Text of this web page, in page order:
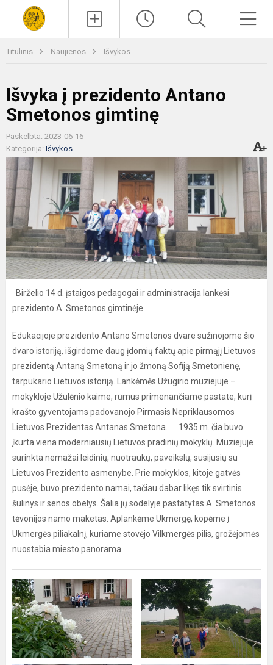
Titulinis Naujienos Išvykos
Išvyka į prezidento Antano
Smetonos gimtinę
Paskelbta: 2023-06-16
Kategorija: Išvykos
Birželio 14 d. įstaigos pedagogai ir administracija lankėsi
prezidento A. Smetonos gimtinėje.
Edukacijoje prezidento Antano Smetonos dvare sužinojome šio
dvaro istoriją, išgirdome daug įdomių faktų apie pirmąjį Lietuvos
prezidentą Antaną Smetoną ir jo žmoną Sofiją Smetonienę,
tarpukario Lietuvos istoriją. Lankėmės Užugirio muziejuje –
mokykloje Užulėnio kaime, rūmus primenančiame pastate, kurį
krašto gyventojams padovanojo Pirmasis Nepriklausomos
Lietuvos Prezidentas Antanas Smetona. 1935 m. čia buvo
įkurta viena moderniausių Lietuvos pradinių mokyklų. Muziejuje
surinkta nemažai leidinių, nuotraukų, paveikslų, susijusių su
Lietuvos Prezidento asmenybe. Prie mokyklos, kitoje gatvės
pusėje, buvo prezidento namai, tačiau dabar likęs tik svirtinis
šulinys ir senos obelys. Šalia jų sodelyje pastatytas A. Smetonos
tėvonijos namo maketas. Aplankėme Ukmergę, kopėme į
Ukmergės piliakalnį, kuriame stovėjo Vilkmergės pilis, grožėjomės
nuostabia miesto panorama.